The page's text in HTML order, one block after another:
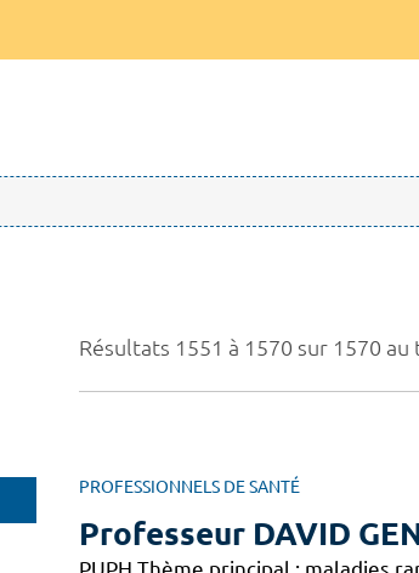
Résultats 1551 à 1570 sur 1570 au
PROFESSIONNELS DE SANTÉ
Professeur DAVID